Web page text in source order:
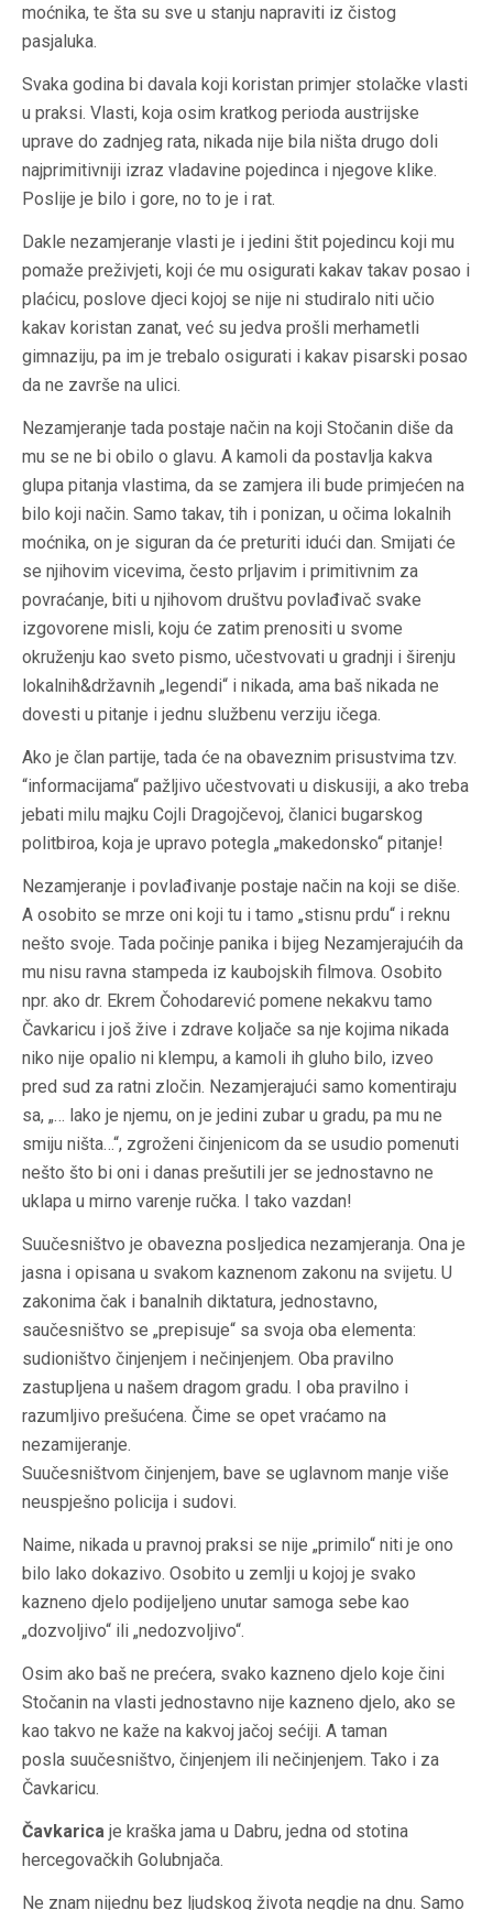
moćnika, te šta su sve u stanju napraviti iz čistog
pasjaluka.
Svaka godina bi davala koji koristan primjer stolačke vlasti
u praksi. Vlasti, koja osim kratkog perioda austrijske
uprave do zadnjeg rata, nikada nije bila ništa drugo doli
najprimitivniji izraz vladavine pojedinca i njegove klike.
Poslije je bilo i gore, no to je i rat.
Dakle nezamjeranje vlasti je i jedini štit pojedincu koji mu
pomaže preživjeti, koji će mu osigurati kakav takav posao i
plaćicu, poslove djeci kojoj se nije ni studiralo niti učio
kakav koristan zanat, već su jedva prošli merhametli
gimnaziju, pa im je trebalo osigurati i kakav pisarski posao
da ne završe na ulici.
Nezamjeranje tada postaje način na koji Stočanin diše da
mu se ne bi obilo o glavu. A kamoli da postavlja kakva
glupa pitanja vlastima, da se zamjera ili bude primjećen na
bilo koji način. Samo takav, tih i ponizan, u očima lokalnih
moćnika, on je siguran da će preturiti idući dan. Smijati će
se njihovim vicevima, često prljavim i primitivnim za
povraćanje, biti u njihovom društvu povlađivač svake
izgovorene misli, koju će zatim prenositi u svome
okruženju kao sveto pismo, učestvovati u gradnji i širenju
lokalnih&državnih „legendi“ i nikada, ama baš nikada ne
dovesti u pitanje i jednu službenu verziju ičega.
Ako je član partije, tada će na obaveznim prisustvima tzv.
“informacijama“ pažljivo učestvovati u diskusiji, a ako treba
jebati milu majku Cojli Dragojčevoj, članici bugarskog
politbiroa, koja je upravo potegla „makedonsko“ pitanje!
Nezamjeranje i povlađivanje postaje način na koji se diše.
A osobito se mrze oni koji tu i tamo „stisnu prdu“ i reknu
nešto svoje. Tada počinje panika i bijeg Nezamjerajućih da
mu nisu ravna stampeda iz kaubojskih filmova. Osobito
npr. ako dr. Ekrem Čohodarević pomene nekakvu tamo
Čavkaricu i još žive i zdrave koljače sa nje kojima nikada
niko nije opalio ni klempu, a kamoli ih gluho bilo, izveo
pred sud za ratni zločin. Nezamjerajući samo komentiraju
sa, „… lako je njemu, on je jedini zubar u gradu, pa mu ne
smiju ništa…“, zgroženi činjenicom da se usudio pomenuti
nešto što bi oni i danas prešutili jer se jednostavno ne
uklapa u mirno varenje ručka. I tako vazdan!
Suučesništvo je obavezna posljedica nezamjeranja. Ona je
jasna i opisana u svakom kaznenom zakonu na svijetu. U
zakonima čak i banalnih diktatura, jednostavno,
saučesništvo se „prepisuje“ sa svoja oba elementa:
sudioništvo činjenjem i nečinjenjem. Oba pravilno
zastupljena u našem dragom gradu. I oba pravilno i
razumljivo prešućena. Čime se opet vraćamo na
nezamijeranje.
Suučesništvom činjenjem, bave se uglavnom manje više
neuspješno policija i sudovi.
Naime, nikada u pravnoj praksi se nije „primilo“ niti je ono
bilo lako dokazivo. Osobito u zemlji u kojoj je svako
kazneno djelo podijeljeno unutar samoga sebe kao
„dozvoljivo“ ili „nedozvoljivo“.
Osim ako baš ne prećera, svako kazneno djelo koje čini
Stočanin na vlasti jednostavno nije kazneno djelo, ako se
kao takvo ne kaže na kakvoj jačoj sećiji. A taman
posla suučesništvo, činjenjem ili nečinjenjem. Tako i za
Čavkaricu.
Čavkarica je kraška jama u Dabru, jedna od stotina
hercegovačkih Golubnjača.
Ne znam nijednu bez ljudskog života negdje na dnu. Samo